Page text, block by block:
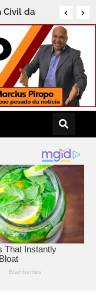
Civil da